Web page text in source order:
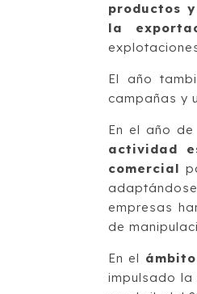
productos
la
El año
campañas y
En el año de
actividad
comercial
empresas
de
En el
impulsado la